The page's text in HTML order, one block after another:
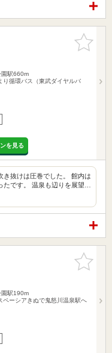
お気に入
りに追加
園駅660m
循環バス（東武ダイヤルバ
を見る
き抜けは圧巻でした。 館内は
たです。 温泉も辺りを展望…
お気に入
りに追加
園駅190m
ペーシアきぬで鬼怒川温泉駅へ